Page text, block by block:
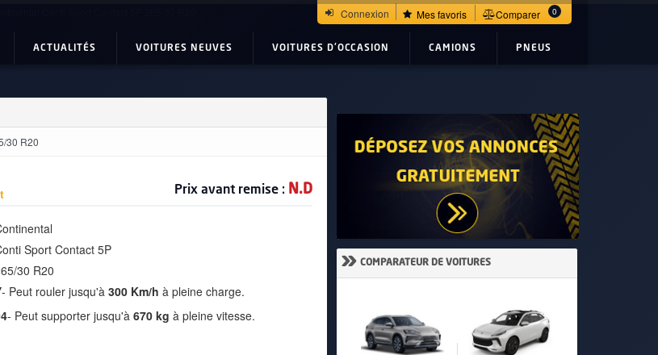
Connexion Mes favoris Comparer 0
ACTUALITÉS VOITURES NEUVES VOITURES D'OCCASION CAMIONS PNEUS
30 R20
Prix avant remise : N.D
Sport Contact 5P
30 R20
- Peut rouler jusqu'à 300 Km/h à pleine charge.
- Peut supporter jusqu'à 670 kg à pleine vitesse.
» COMPARATEUR DE VOITURES